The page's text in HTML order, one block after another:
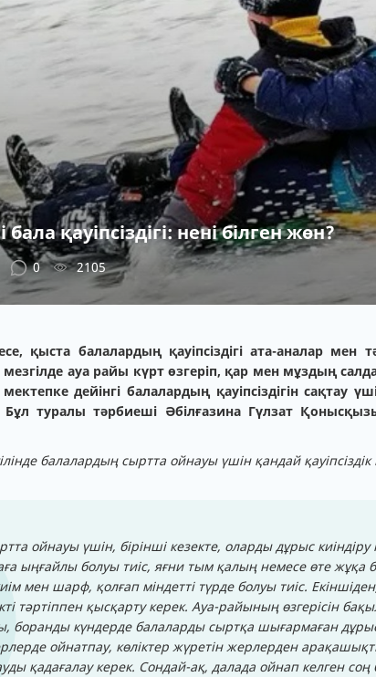
қауіпсіздігі: нені білген жөн?
0 2105
қыста балалардың қауіпсіздігі ата-аналар мен
ауа райы күрт өзгеріп, қар мен мұздың
дейінгі балалардың қауіпсіздігін сақтау
Бұл туралы тәрбиеші Әбілғазина Гүлзат
балалардың сыртта ойнауы үшін қандай
ойнауы үшін, бірінші кезекте, оларды дұрыс киіндіру
ыңғайлы болуы тиіс, яғни тым қалың немесе өте жұқа
мен шарф, қолғап міндетті түрде болуы тиіс.
тәртіппен қысқарту керек. Ауа-райының өзгерісін
боранды күндерде балаларды сыртқа шығармаған
ойнатпау, көліктер жүретін жерлерден
қадағалау керек. Сондай-ақ, далада ойнап келген